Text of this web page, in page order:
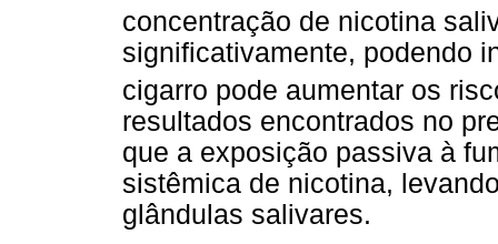
concentração de nicotina
significativamente, podendo
cigarro pode aumentar os
resultados encontrados no
que a exposição passiva à
sistêmica de nicotina,
glândulas salivares.